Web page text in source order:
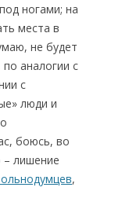
ногами; на
места в
не будет
аналогии с
с
люди и
боюсь, во
– лишение
,